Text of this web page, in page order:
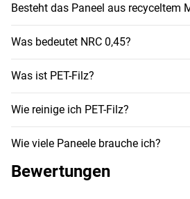
Besteht das Paneel aus recyceltem
Was bedeutet NRC 0,45?
Was ist PET-Filz?
Wie reinige ich PET-Filz?
Wie viele Paneele brauche ich?
Bewertungen